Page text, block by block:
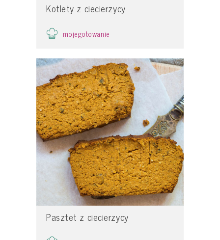
Kotlety z ciecierzycy
mojegotowanie
Pasztet z ciecierzycy